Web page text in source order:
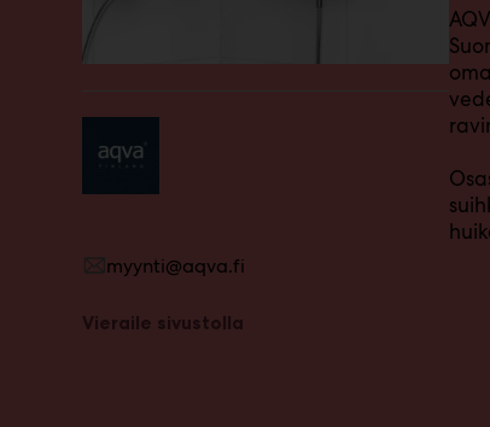
myynti@aqva.fi
Vieraile sivustolla
m
ä
: